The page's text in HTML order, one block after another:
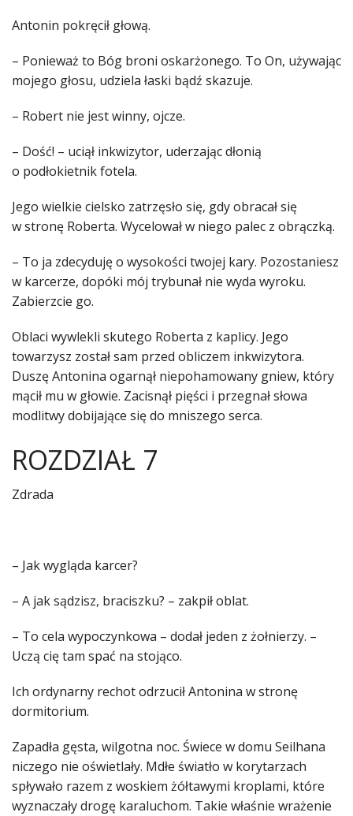
Antonin pokręcił głową.
– Ponieważ to Bóg broni oskarżonego. To On, używając
mojego głosu, udziela łaski bądź skazuje.
– Robert nie jest winny, ojcze.
– Dość! – uciął inkwizytor, uderzając dłonią
o podłokietnik fotela.
Jego wielkie cielsko zatrzęsło się, gdy obracał się
w stronę Roberta. Wycelował w niego palec z obrączką.
– To ja zdecyduję o wysokości twojej kary. Pozostaniesz
w karcerze, dopóki mój trybunał nie wyda wyroku.
Zabierzcie go.
Oblaci wywlekli skutego Roberta z kaplicy. Jego
towarzysz został sam przed obliczem inkwizytora.
Duszę Antonina ogarnął niepohamowany gniew, który
mącił mu w głowie. Zacisnął pięści i przegnał słowa
modlitwy dobijające się do mniszego serca.
ROZDZIAŁ 7
Zdrada
– Jak wygląda karcer?
– A jak sądzisz, braciszku? – zakpił oblat.
– To cela wypoczynkowa – dodał jeden z żołnierzy. –
Uczą cię tam spać na stojąco.
Ich ordynarny rechot odrzucił Antonina w stronę
dormitorium.
Zapadła gęsta, wilgotna noc. Świece w domu Seilhana
niczego nie oświetlały. Mdłe światło w korytarzach
spływało razem z woskiem żółtawymi kroplami, które
wyznaczały drogę karaluchom. Takie właśnie wrażenie